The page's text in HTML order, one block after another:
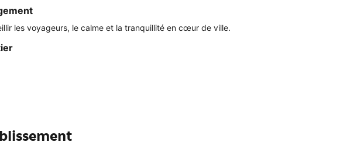
les voyageurs, le calme et la tranquillité en cœur de ville.